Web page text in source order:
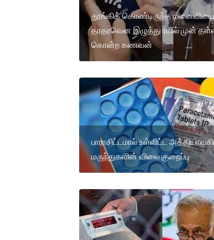
தூங்கிக் கொண்டிருந்த மனைவியை
தரதரவென இழுத்து ரயில் முன்
கொன்ற கணவன்
பாராசிட்டமால் உள்ளிட்ட
மருந்துகளின் விலை குறைப்பு